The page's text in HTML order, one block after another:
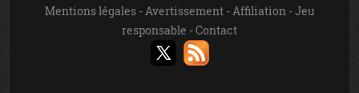
Mentions légales- Avertissement- Affiliation -Jeu
responsable -Contact